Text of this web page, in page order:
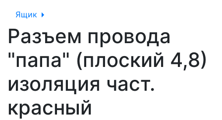
Ящик
Разъем провода
"папа" (плоский 4,8)
изоляция част.
красный